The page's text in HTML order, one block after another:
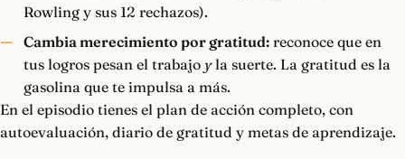
Rowling y sus 12 rechazos).
Cambia merecimiento por gratitud:reconoce que en
tus logros pesan el trabajo yla suerte. La gratitud es la
gasolina que te impulsa a más.
En el episodio tienes el plan de acción completo, con
autoevaluación, diario de gratitud y metas de aprendizaje.